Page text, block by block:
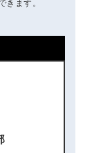
きます。